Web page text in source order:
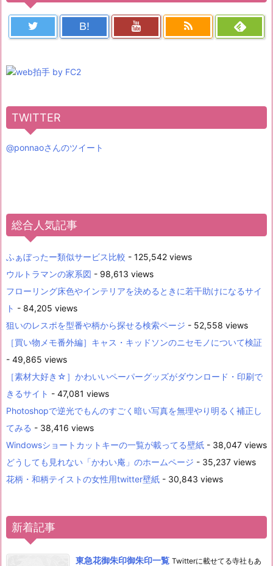
B!
TWITTER
@ponnaoさんのツイート
総合人気記事
ふぁぼったー類似サービス比較 - 125,542 views
ウルトラマンの家系図 - 98,613 views
フローリング床色やインテリアを決めるときに若干助けになるサイ
ト - 84,205 views
狙いのレスポを型番や柄から探せる検索ページ - 52,558 views
［買い物メモ番外編］キャス・キッドソンのニセモノについて検証
- 49,865 views
［素材大好き☆］かわいいペーパーグッズがダウンロード・印刷で
きるサイト - 47,081 views
Photoshopで逆光でもんのすごく暗い写真を無理やり明るく補正し
てみる - 38,416 views
Windowsショートカットキーの一覧が載ってる壁紙 - 38,047 views
どうしても見れない「かわい庵」のホームページ - 35,237 views
花柄・和柄テイストの女性用twitter壁紙 - 30,843 views
新着記事
東急花御朱印御朱印一覧 Twitterに載せてる寺社もあ